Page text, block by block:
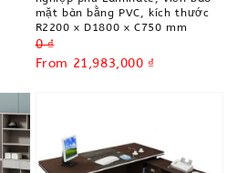
mặt bàn bằng PVC, kích thước
R2200 x D1800 x C750 mm
Regular
price
0 ₫
Sale
From 21,983,000 ₫